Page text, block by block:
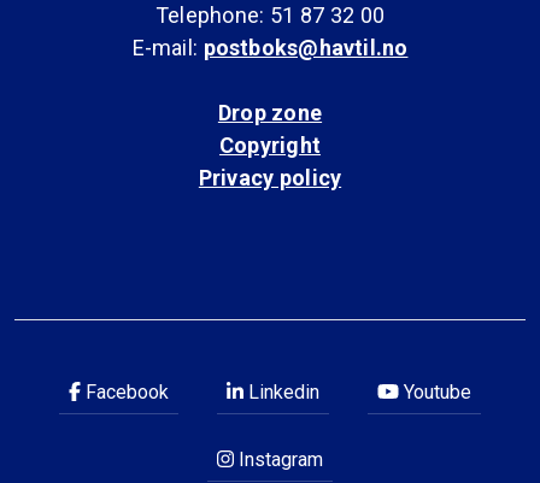
Telephone: 51 87 32 00
E-mail: postboks@havtil.no
Drop zone
Copyright
Privacy policy
Facebook Linkedin Youtube
Instagram